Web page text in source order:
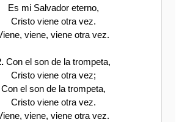
Es mi Salvador eterno,
Cristo viene otra vez.
viene, viene otra vez.
Con el son de la trompeta,
Cristo viene otra vez;
Con el son de la trompeta,
Cristo viene otra vez.
viene, viene otra vez.